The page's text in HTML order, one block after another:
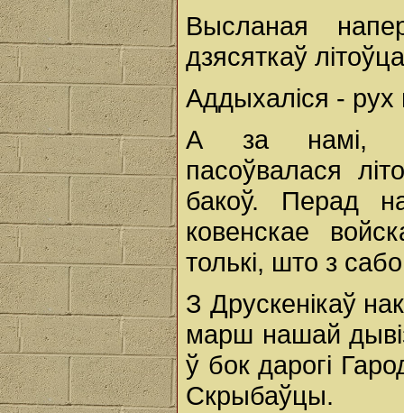
Высланая
дзясяткаў
Аддыхаліся -
А за намі,
пасоўвалася
бакоў. Перад
ковенскае
толькі, што з
З Друскенікаў
марш нашай
ў бок дарогі
Скрыбаўцы.